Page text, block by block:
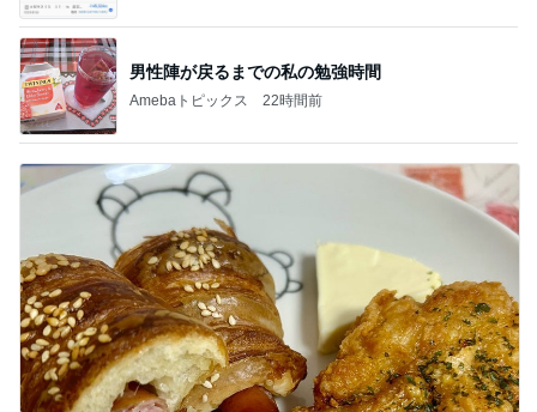
男性陣が戻るまでの私の勉強時間
Amebaトピックス 22時間前